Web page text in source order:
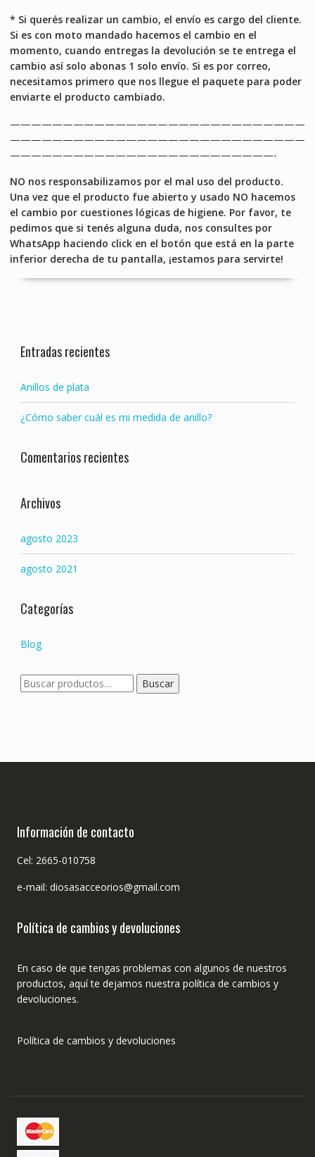
* Si querés realizar un cambio, el envío es cargo del cliente.
Si es con moto mandado hacemos el cambio en el
momento, cuando entregas la devolución se te entrega el
cambio así solo abonas 1 solo envío. Si es por correo,
necesitamos primero que nos llegue el paquete para poder
enviarte el producto cambiado.
————————————————————————————
————————————————————————————
—————————————————————————-
NO nos responsabilizamos por el mal uso del producto.
Una vez que el producto fue abierto y usado NO hacemos
el cambio por cuestiones lógicas de higiene. Por favor, te
pedimos que si tenés alguna duda, nos consultes por
WhatsApp haciendo click en el botón que está en la parte
inferior derecha de tu pantalla, ¡estamos para servirte!
Entradas recientes
Anillos de plata
¿Cómo saber cuál es mi medida de anillo?
Comentarios recientes
Archivos
agosto 2023
agosto 2021
Categorías
Blog
Buscar
por:
Buscar
Información de contacto
Cel: 2665-010758
e-mail: diosasacceorios@gmail.com
Política de cambios y devoluciones
En caso de que tengas problemas con algunos de nuestros
productos, aquí te dejamos nuestra política de cambios y
devoluciones.
Política de cambios y devoluciones